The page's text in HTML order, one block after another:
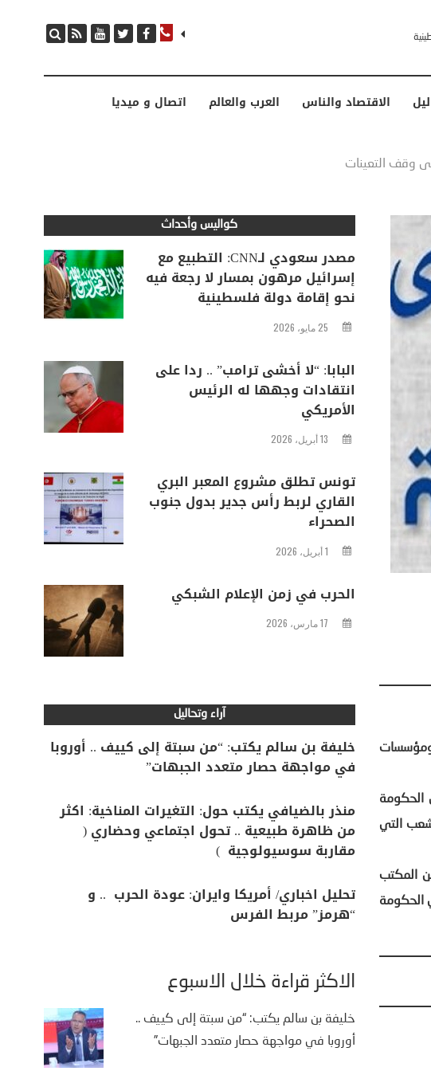
مصدر سعودي لـCNN: التطبيع مع إسرائيل مرهون بمسار لا رجعة فيه نحو إقامة دولة فلسطينية
الاقتصاد والناس العرب والعالم اتصال و ميديا
وقف التعينات
ومؤسسات
الحكومة
التي
مشتركة تكونت من 5 اعضاء من مجلس الشورى و5 اعضاء من المكتب
الحكومة
كواليس وأحداث
مصدر سعودي لـCNN: التطبيع مع
إسرائيل مرهون بمسار لا رجعة فيه
نحو إقامة دولة فلسطينية
25 مايو، 2026
البابا: “لا أخشى ترامب” .. ردا على
انتقادات وجهها له الرئيس
الأمريكي
13 أبريل، 2026
تونس تطلق مشروع المعبر البري
القاري لربط رأس جدير بدول جنوب
الصحراء
1 أبريل، 2026
الحرب في زمن الإعلام الشبكي
17 مارس، 2026
آراء وتحاليل
خليفة بن سالم يكتب: “من سبتة إلى كييف .. أوروبا
في مواجهة حصار متعدد الجبهات”
منذر بالضيافي يكتب حول: التغيرات المناخية: اكثر
من ظاهرة طبيعية .. تحول اجتماعي وحضاري (
مقاربة سوسيولوجية )
تحليل اخباري/ أمريكا وايران: عودة الحرب .. و
“هرمز” مربط الفرس
الأكثر قراءة خلال الأسبوع
خليفة بن سالم يكتب: “من سبتة إلى كييف ..
أوروبا في مواجهة حصار متعدد الجبهات”